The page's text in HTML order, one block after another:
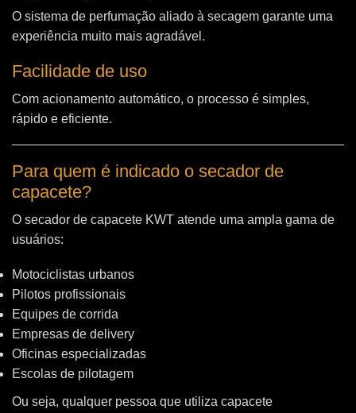
O sistema de perfumação aliado à secagem garante uma
experiência muito mais agradável.
Facilidade de uso
Com acionamento automático, o processo é simples,
rápido e eficiente.
Para quem é indicado o secador de
capacete?
O secador de capacete KWT atende uma ampla gama de
usuários:
Motociclistas urbanos
Pilotos profissionais
Equipes de corrida
Empresas de delivery
Oficinas especializadas
Escolas de pilotagem
Ou seja, qualquer pessoa que utiliza capacete